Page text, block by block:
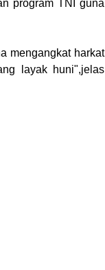
program TNI guna
mengangkat harkat
layak huni",jelas